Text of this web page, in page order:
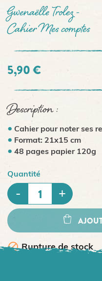
Gwenaëlle Trolez -
Cahier Mes comptes
5,90 €
Description :
Cahier pour noter ses
Format: 21x15 cm
48 pages papier 120g
Quantité
Rupture de stock